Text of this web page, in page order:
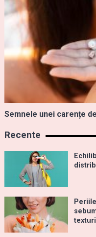
Semnele unei carențe
Recente